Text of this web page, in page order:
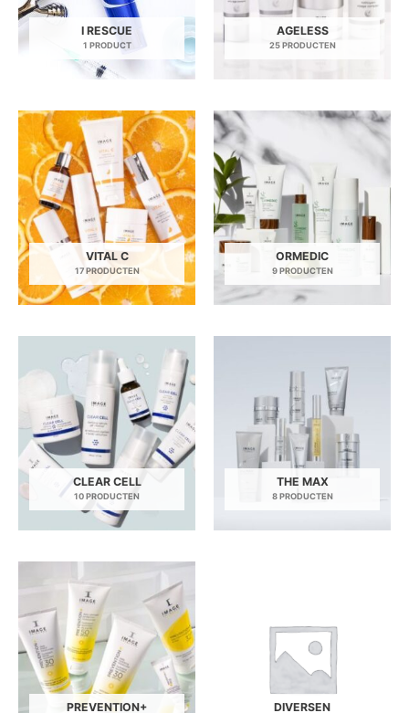
I RESCUE
1 PRODUCT
AGELESS
25 PRODUCTEN
VITAL C
17 PRODUCTEN
ORMEDIC
9 PRODUCTEN
CLEAR CELL
10 PRODUCTEN
THE MAX
8 PRODUCTEN
PREVENTION+ DIVERSEN